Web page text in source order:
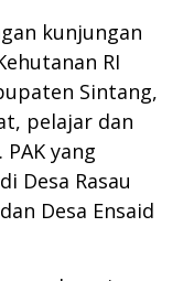
kunjungan
RI
Sintang,
pelajar dan
yang
Desa Rasau
Desa Ensaid